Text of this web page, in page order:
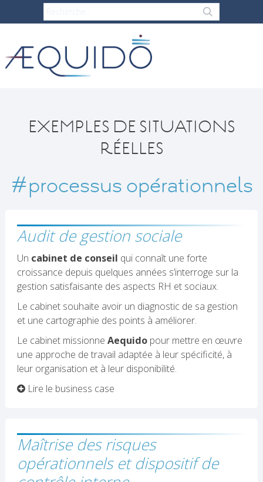
EXEMPLES DE SITUATIONS
RÉELLES
#processus opérationnels
Audit de gestion sociale
Un cabinet de conseil qui connaît une forte
croissance depuis quelques années s’interroge sur la
gestion satisfaisante des aspects RH et sociaux.
Le cabinet souhaite avoir un diagnostic de sa gestion
et une cartographie des points à améliorer.
Le cabinet missionneAequido pour mettre en œuvre
une approche de travail adaptée à leur spécificité, à
leur organisation et à leur disponibilité.
Lire le business case
Maîtrise des risques
opérationnels et dispositif de